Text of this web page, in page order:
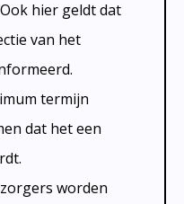
hier geldt dat
van het
termijn
dat het een
worden